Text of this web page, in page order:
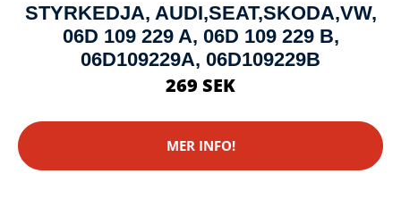
STYRKEDJA, AUDI,SEAT,SKODA,VW,
06D 109 229 A, 06D 109 229 B,
06D109229A, 06D109229B
269 SEK
MER INFO!